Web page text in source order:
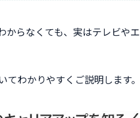
らなくても、実はテレビや
わかりやすくご説明します。